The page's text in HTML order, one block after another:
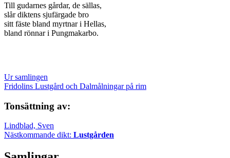
Till gudarnes gårdar, de sällas,
slår diktens sjufärgade bro
sitt fäste bland myrtnar i Hellas,
bland rönnar i Pungmakarbo.
Ur samlingen
Fridolins Lustgård och Dalmålningar på rim
Tonsättning av:
Lindblad, Sven
Nästkommande dikt: Lustgården